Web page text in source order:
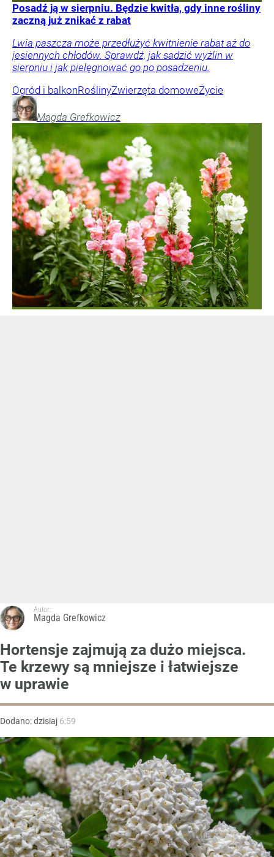
Posadź ją w sierpniu. Będzie kwitła, gdy inne rośliny
zaczną już znikać z rabat
Lwia paszcza może przedłużyć kwitnienie rabat aż do
jesiennych chłodów. Sprawdź, jak sadzić wyżlin w
sierpniu i jak pielęgnować go po posadzeniu.
Ogród i balkonRoślinyZwierzęta domoweŻycie
Magda Grefkowicz
Autor:
Magda Grefkowicz
Hortensje zajmują za dużo miejsca.
Te krzewy są mniejsze i łatwiejsze
w uprawie
Dodano:dzisiaj 6:59